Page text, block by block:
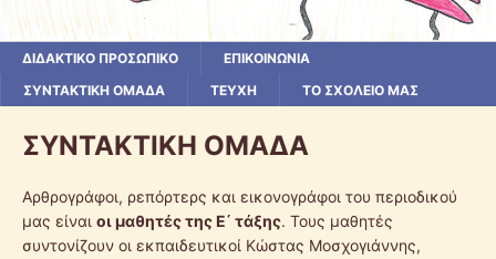
ΔΙΔΑΚΤΙΚΟ ΠΡΟΣΩΠΙΚΟ
ΕΠΙΚΟΙΝΩΝΙΑ
ΣΥΝΤΑΚΤΙΚΗ ΟΜΑΔΑ
ΤΕΥΧΗ ΤΟ ΣΧΟΛΕΙΟ ΜΑΣ
ΣΥΝΤΑΚΤΙΚΗ ΟΜΑΔΑ
Αρθρογράφοι, ρεπόρτερς και εικονογράφοι του περιοδικού
μας είναι οι μαθητές της Ε΄ τάξης. Τους μαθητές
συντονίζουν οι εκπαιδευτικοί Κώστας Μοσχογιάννης,